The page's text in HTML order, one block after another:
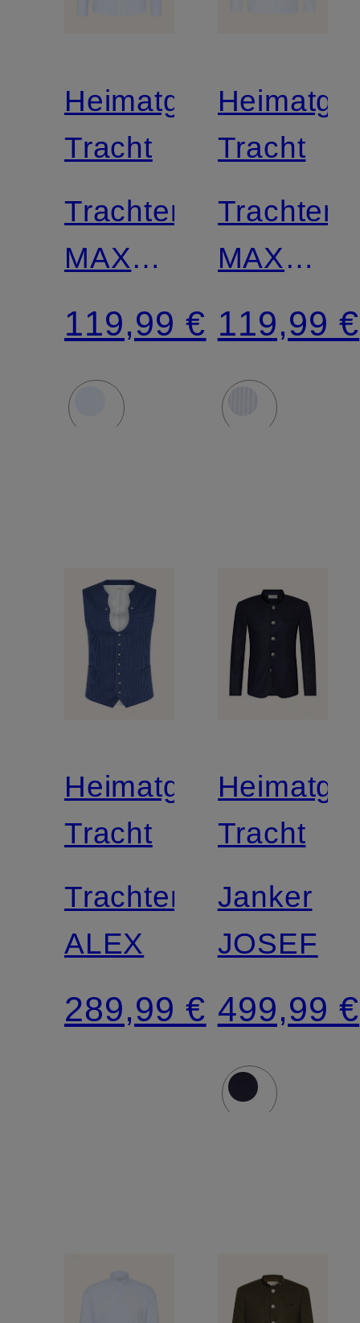
Heimatglück
Tracht
Trachtenhemd
MAX
Regular
Fit mit
Stehkragen
119,99 €
Tracht
MAX
Regular
Fit mit
119,99 €
Heimatglück
Tracht
Trachtenweste
ALEX
289,99 €
Tracht
Janker
JOSEF
499,99 €